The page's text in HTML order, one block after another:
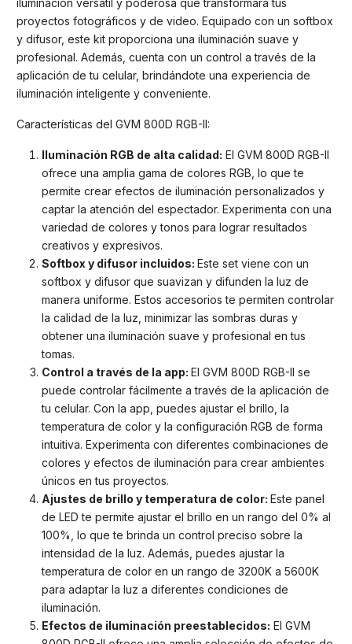
iluminación versátil y poderosa que transformará tus
proyectos fotográficos y de video. Equipado con un softbox
y difusor, este kit proporciona una iluminación suave y
profesional. Además, cuenta con un control a través de la
aplicación de tu celular, brindándote una experiencia de
iluminación inteligente y conveniente.
Características del GVM 800D RGB-II:
Iluminación RGB de alta calidad: El GVM 800D RGB-II
ofrece una amplia gama de colores RGB, lo que te
permite crear efectos de iluminación personalizados y
captar la atención del espectador. Experimenta con una
variedad de colores y tonos para lograr resultados
creativos y expresivos.
Softbox y difusor incluidos: Este set viene con un
softbox y difusor que suavizan y difunden la luz de
manera uniforme. Estos accesorios te permiten controlar
la calidad de la luz, minimizar las sombras duras y
obtener una iluminación suave y profesional en tus
tomas.
Control a través de la app: El GVM 800D RGB-II se
puede controlar fácilmente a través de la aplicación de
tu celular. Con la app, puedes ajustar el brillo, la
temperatura de color y la configuración RGB de forma
intuitiva. Experimenta con diferentes combinaciones de
colores y efectos de iluminación para crear ambientes
únicos en tus proyectos.
Ajustes de brillo y temperatura de color: Este panel
de LED te permite ajustar el brillo en un rango del 0% al
100%, lo que te brinda un control preciso sobre la
intensidad de la luz. Además, puedes ajustar la
temperatura de color en un rango de 3200K a 5600K
para adaptar la luz a diferentes condiciones de
iluminación.
Efectos de iluminación preestablecidos: El GVM